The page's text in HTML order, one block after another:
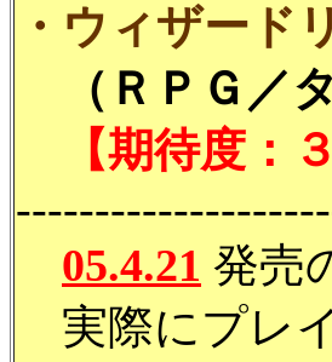
・ウィザード
（ＲＰＧ／
【期待度：３
05.4.21 発売
実際にプレ